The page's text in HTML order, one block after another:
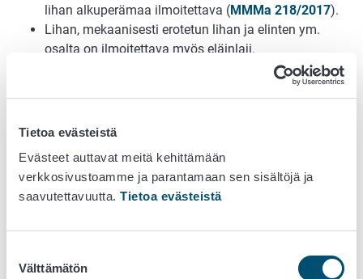
Tietoa evästeistä
Evästeet auttavat meitä kehittämään
verkkosivustoamme ja parantamaan sen sisältöjä ja
saavutettavuutta. Tietoa evästeistä
valinta
Välttämätön
lihan alkuperämaa ilmoitettava (MMMa 218/2017).
Lihan, mekaanisesti erotetun lihan ja elinten ym.
osalta on ilmoitettava myös eläinlaji.
Makkarassa käytetyt ainesosat ilmoitetaan niiden
painoprosentteina valmistushetkellä tai ilmoitettuna
säädetään.
Käyttöohjeet, esim. jos makkara myydään raakana,
tulee ilmoittaa pakkausmerkintälainsäädännön
ilmoitettava. Syötävä makkarankuori ilmoitetaan